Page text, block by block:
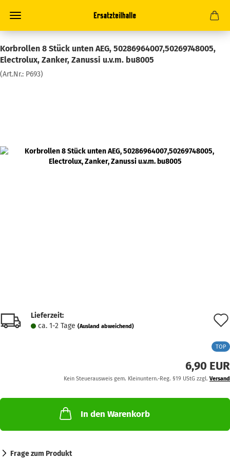
Korbrollen 8 Stück unten AEG, 50286964007,50269748005,
Electrolux, Zanker, Zanussi u.v.m. bu8005
(Art.Nr.: P693)
Lieferzeit:
ca. 1-2 Tage (Ausland abweichend)
TOP
6,90 EUR
Kein Steuerausweis gem. Kleinuntern.-Reg. §19 UStG zzgl. Versand
In den Warenkorb
Frage zum Produkt